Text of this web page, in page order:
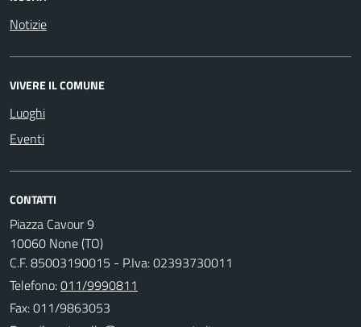
Notizie
VIVERE IL COMUNE
Luoghi
Eventi
CONTATTI
Piazza Cavour 9
10060 None (TO)
C.F. 85003190015 - P.Iva: 02393730011
Telefono:011/9990811
Fax: 011/9863053